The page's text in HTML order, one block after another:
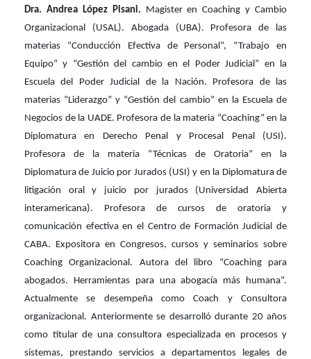
Dra. Andrea López Pisani.
Magister en Coaching y Cambio
Organizacional (USAL). Abogada (UBA). Profesora de las
materias “Conducción Efectiva de Personal”, “Trabajo en
Equipo” y “Gestión del cambio en el Poder Judicial” en la
Escuela del Poder Judicial de la Nación. Profesora de las
materias “Liderazgo” y “Gestión del cambio” en la Escuela de
Negocios de la UADE. Profesora de la materia “Coaching” en la
Diplomatura en Derecho Penal y Procesal Penal (USI).
Profesora de la materia “Técnicas de Oratoria” en la
Diplomatura de Juicio por Jurados (USI) y en la Diplomatura de
litigación oral y juicio por jurados (Universidad Abierta
interamericana). Profesora de cursos de oratoria y
comunicación efectiva en el Centro de Formación Judicial de
CABA. Expositora en Congresos, cursos y seminarios sobre
Coaching Organizacional. Autora del libro “Coaching para
abogados. Herramientas para una abogacía más humana”.
Actualmente se desempeña como Coach y Consultora
organizacional. Anteriormente se desarrolló durante 20 años
como titular de una consultora especializada en procesos y
sistemas, prestando servicios a departamentos legales de